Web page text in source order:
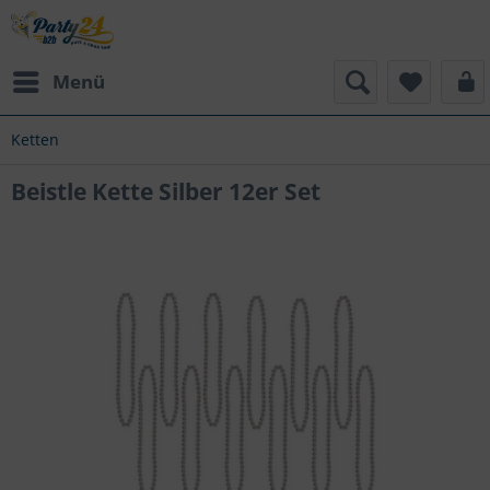
Menü
Ketten
Beistle Kette Silber 12er Set